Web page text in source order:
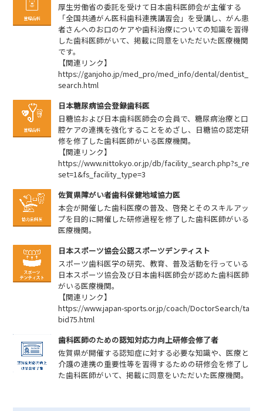
厚生労働省の委託を受けて日本歯科医師会が主催する
「全国共通がん医科歯科連携講習会」を受講し、がん患
者さんへのお口のケアや歯科治療についての知識を習得
した歯科医師がいて、掲載に同意をいただいた医療機関
です。
【関連リンク】
https://ganjoho.jp/med_pro/med_info/dental/dentist_
search.html
日本糖尿病協会登録歯科医
日糖協および日本歯科医師会の会員で、糖尿病治療と口
腔ケアの連携を強化することをめざし、日糖協の認定研
修を修了した歯科医師がいる医療機関。
【関連リンク】
https://www.nittokyo.or.jp/db/facility_search.php?s_re
set=1&fs_facility_type=3
佐賀県障がい者歯科保健地域協力医
本会が開催した歯科医療の普及、啓発とそのスキルアッ
プを目的に開催した研修過程を修了した歯科医師がいる
医療機関。
日本スポーツ協会公認スポーツデンティスト
スポーツ歯科医学の研究、教育、普及活動を行っている
日本スポーツ協会及び日本歯科医師会が認めた歯科医師
がいる医療機関。
【関連リンク】
https://www.japan-sports.or.jp/coach/DoctorSearch/ta
bid75.html
歯科医師のための認知対応力向上研修会修了者
佐賀県が開催する認知症に対する必要な知識や、医療と
介護の連携の重要性等を習得するための研修会を修了し
た歯科医師がいて、掲載に同意をいただいた医療機関。